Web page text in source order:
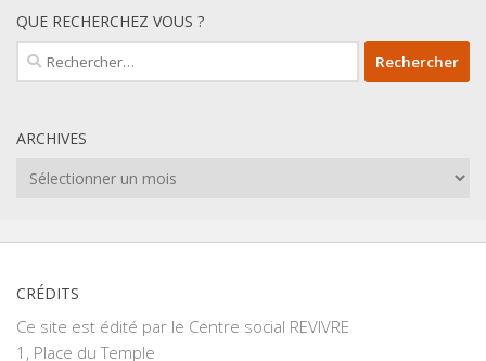
QUE RECHERCHEZ VOUS ?
Rechercher :
ARCHIVES
Archives
CRÉDITS
Ce site est édité par le Centre social REVIVRE
1, Place du Temple